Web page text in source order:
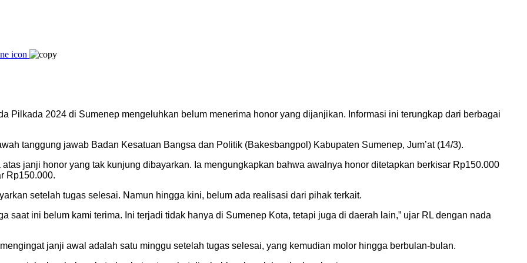
Pilkada 2024 di Sumenep mengeluhkan belum menerima honor yang dijanjikan. Informasi ini terungkap dari berbagai
tanggung jawab Badan Kesatuan Bangsa dan Politik (Bakesbangpol) Kabupaten Sumenep, Jum’at (14/3).
janji honor yang tak kunjung dibayarkan. Ia mengungkapkan bahwa awalnya honor ditetapkan berkisar Rp150.000
Rp150.000.
setelah tugas selesai. Namun hingga kini, belum ada realisasi dari pihak terkait.
saat ini belum kami terima. Ini terjadi tidak hanya di Sumenep Kota, tetapi juga di daerah lain,” ujar RL dengan nada
janji awal adalah satu minggu setelah tugas selesai, yang kemudian molor hingga berbulan-bulan.